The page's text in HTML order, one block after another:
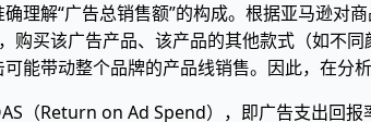
理解“广告总销售额”的构成。根据亚马逊对
购买该广告产品、该产品的其他款式（如不
能带动整个品牌的产品线销售。因此，在分
（Return on Ad Spend），即广告支出回